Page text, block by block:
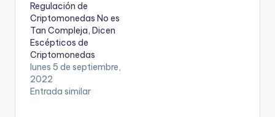
Regulación de
Criptomonedas No es
Tan Compleja, Dicen
Escépticos de
Criptomonedas
lunes 5 de septiembre,
2022
Entrada similar